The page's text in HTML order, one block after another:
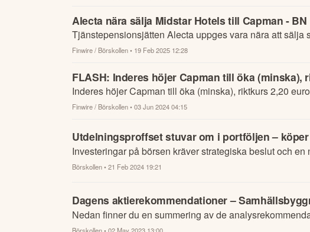
Alecta nära sälja Midstar Hotels till Capman - BN
Tjänstepensionsjätten Alecta uppges vara nära att
Finwire / Börskollen• 19 Feb 2025 12:28
FLASH: Inderes höjer Capman till öka (minska),
Inderes höjer Capman till öka (minska), riktkurs 2,20
Finwire / Börskollen• 03 Jun 2024 04:15
Utdelningsproffset stuvar om i portföljen –
Investeringar på börsen kräver strategiska beslut och
Börskollen• 21 Feb 2024 19:21
Dagens aktierekommendationer –
Nedan finner du en summering av de
Börskollen• 02 May 2023 13:00